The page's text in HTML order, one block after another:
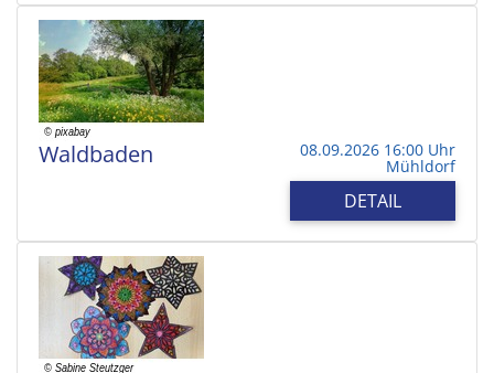
Waldbaden 08.09.2026 16:00 Uhr
Mühldorf
DETAIL